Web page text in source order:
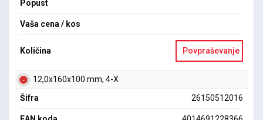
Popust
Vaša cena / kos
Količina Povpraševanje
12,0x160x100 mm, 4-X
Šifra
26150512016